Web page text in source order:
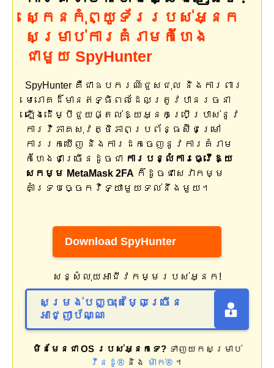
ស្កេនកុំព្យូទ័ររបស់អ្នក
សម្រាប់ការគំរាមកំហែង
ជាមួយ SpyHunter
SpyHunter គឺជាឧបករណ៍ជួសជុល និងការពារ
មេរោគដ៏មានឥទ្ធិពលដែលត្រូវបានរចនា
ឡើងដើម្បីជួយផ្តល់ឱ្យអ្នកប្រើប្រាស់នូវ
ការវិភាគសុវត្ថិភាពប្រព័ន្ធស៊ីជម្រៅ
ការរកឃើញ និងការដកចេញនូវការគំរាម
កំហែងជាច្រើនដូចជា ការបន្លំការធ្វើឱ្យ
សកម្ម MetaMask 2FA ក៏ដូចជាសេវាកម្ម
គាំទ្របច្ចេកវិទ្យាមួយទល់នឹងមួយ។
Download SpyHunter
សន្សំលុយអាជីវកម្មរបស់អ្នក!
សម្រង់បញ្ចុះតម្លៃច្រើន
អាជ្ញាប័ណ្ណ
មិនមែនជា OS របស់អ្នកទេ?ទាញយកសម្រាប់
វីនដូ® និង ម៉ាក់® ។